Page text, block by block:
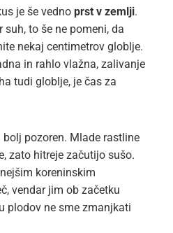
je še vedno prst v zemlji.
suh, to še ne pomeni, da
nekaj centimetrov globlje.
in rahlo vlažna, zalivanje
tudi globlje, je čas za
pozoren. Mlade rastline
zato hitreje začutijo sušo.
koreninskim
vendar jim ob začetku
plodov ne sme zmanjkati